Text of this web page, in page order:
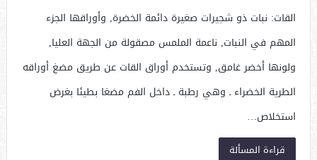
القات: نبات ذو شجيرات صغيرة دائمة الخضرة, وأوراقها الجزء
المهم في النبات, ناعمة الملمس مصقولة من الجهة العليا,
ولونها أخضر غامق, وتستخدم أوراق القات عن طريق مضغ أوراقه
الطرية الخضراء ـ وهي رطبة ـ داخل الفم مضغا بطيئا بغرض
استخلاص…
قراءة المسألة